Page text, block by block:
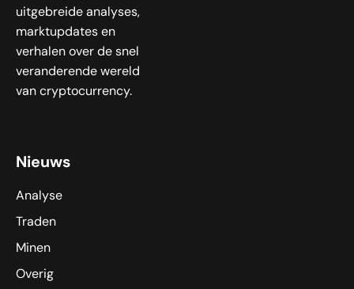
uitgebreide analyses,
marktupdates en
verhalen over de snel
veranderende wereld
van cryptocurrency.
Nieuws
Analyse
Traden
Minen
Overig